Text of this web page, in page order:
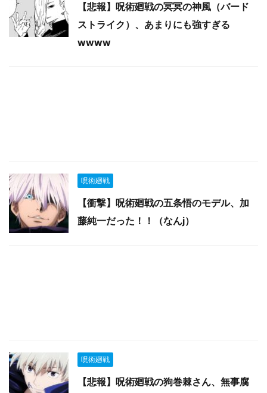
【悲報】呪術廻戦の冥冥の神風（バード
ストライク）、あまりにも強すぎる
wwww
呪術廻戦
【衝撃】呪術廻戦の五条悟のモデル、加
藤純一だった！！（なんj）
呪術廻戦
【悲報】呪術廻戦の狗巻棘さん、無事腐